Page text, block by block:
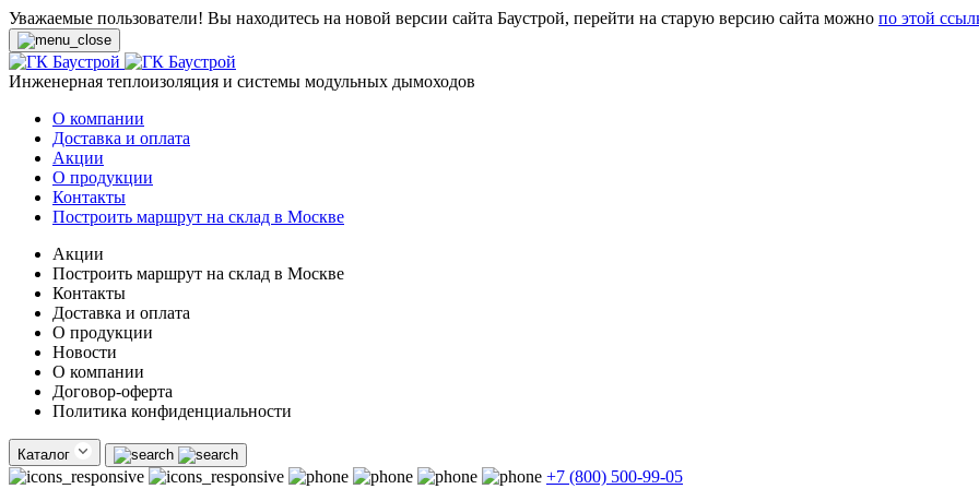
Уважаемые пользователи! Вы находитесь на новой версии сайта Баустрой, перейти на старую версию сайта можно по этой
Инженерная теплоизоляция и системы модульных дымоходов
О компании
Доставка и оплата
Акции
О продукции
Контакты
Построить маршрут на склад в Москве
Акции
Построить маршрут на склад в Москве
Контакты
Доставка и оплата
О продукции
Новости
О компании
Договор-оферта
Политика конфиденциальности
Каталог
+7 (800) 500-99-05